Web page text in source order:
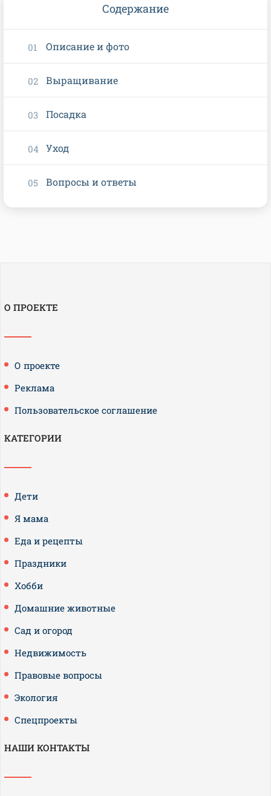
Содержание
Описание и фото
Выращивание
Посадка
Уход
Вопросы и ответы
О ПРОЕКТЕ
О проекте
Реклама
Пользовательское соглашение
КАТЕГОРИИ
Дети
Я мама
Еда и рецепты
Праздники
Хобби
Домашние животные
Сад и огород
Недвижимость
Правовые вопросы
Экология
Спецпроекты
НАШИ КОНТАКТЫ